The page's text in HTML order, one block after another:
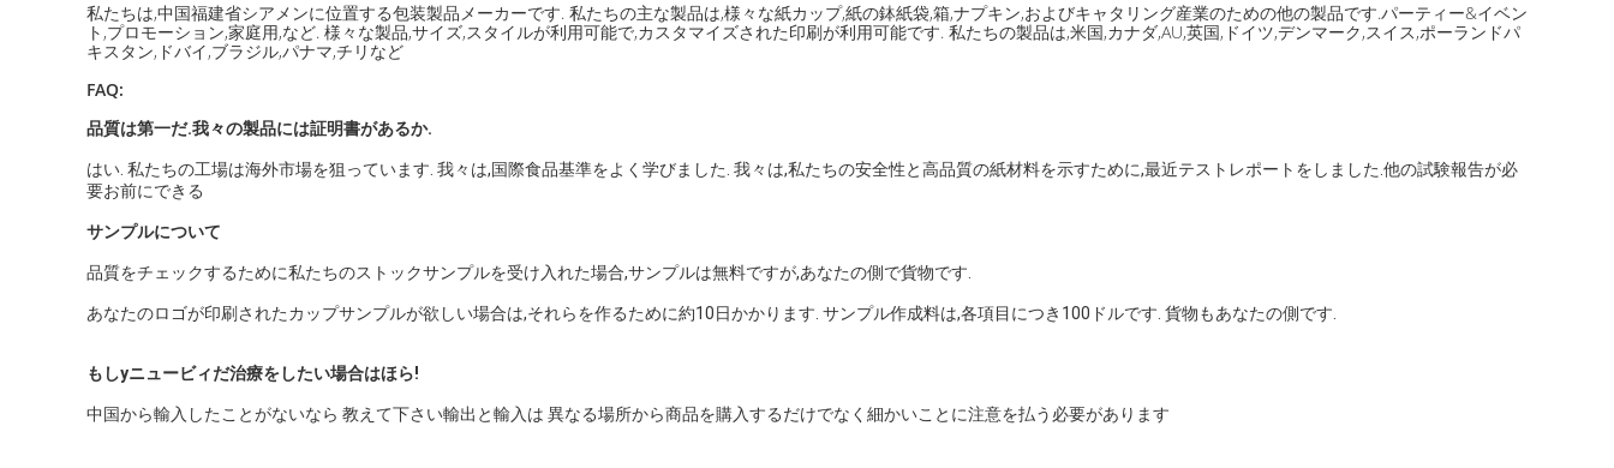
私たちは,中国福建省シアメンに位置する包装製品メーカーです. 私たちの主な製品は,様々な紙カップ,紙の鉢紙袋,箱,ナプキン,およびキャタリング産業のための他の製品です.パーティー&イベン
ト,プロモーション,家庭用,など. 様々な製品,サイズ,スタイルが利用可能で,カスタマイズされた印刷が利用可能です. 私たちの製品は,米国,カナダ,AU,英国,ドイツ,デンマーク,スイス,ポーランドパ
キスタン,ドバイ,ブラジル,パナマ,チリなど
FAQ:
品質は第一だ.我々の製品には証明書があるか.
はい. 私たちの工場は海外市場を狙っています. 我々は,国際食品基準をよく学びました. 我々は,私たちの安全性と高品質の紙材料を示すために,最近テストレポートをしました.他の試験報告が必
要お前にできる
サンプルについて
品質をチェックするために私たちのストックサンプルを受け入れた場合,サンプルは無料ですが,あなたの側で貨物です.
あなたのロゴが印刷されたカップサンプルが欲しい場合は,それらを作るために約10日かかります. サンプル作成料は,各項目につき100ドルです. 貨物もあなたの側です.
もしyニュービィだ治療をしたい場合はほら!
中国から輸入したことがないなら 教えて下さい輸出と輸入は 異なる場所から商品を購入するだけでなく細かいことに注意を払う必要があります